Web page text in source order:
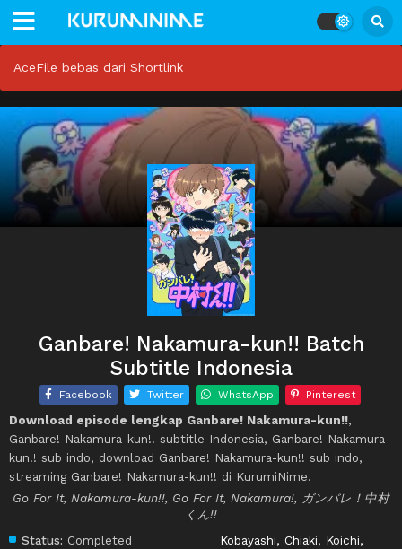
AceFile bebas dari Shortlink
Ganbare! Nakamura-kun!! Batch
Subtitle Indonesia
Facebook Twitter WhatsApp Pinterest
Download episode lengkap Ganbare! Nakamura-kun!!,
Ganbare! Nakamura-kun!! subtitle Indonesia, Ganbare! Nakamura-
kun!! sub indo, download Ganbare! Nakamura-kun!! sub indo,
streaming Ganbare! Nakamura-kun!! di KurumiNime.
Go For It, Nakamura-kun!!, Go For It, Nakamura!, ガンバレ！中村
くん!!
Status: Completed
Kobayashi, Chiaki, Koichi,